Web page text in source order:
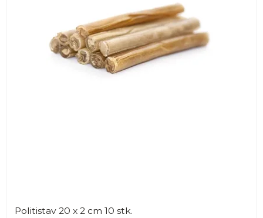
Politistav 20 x 2 cm 10 stk.